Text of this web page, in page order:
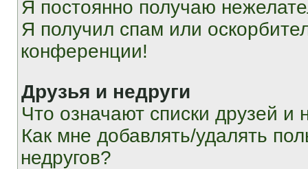
Я постоянно получаю
Я получил спам или
конференции!
Друзья и недруги
Что означают списки друзей и
Как мне добавлять/удалять
недругов?